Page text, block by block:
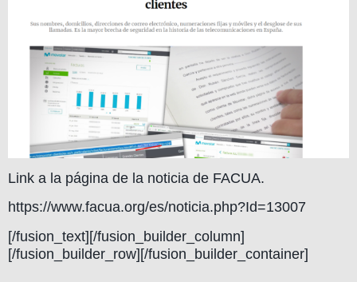
Link a la página de la noticia de FACUA.
https://www.facua.org/es/noticia.php?Id=13007
[/fusion_text][/fusion_builder_column]
[/fusion_builder_row][/fusion_builder_container]